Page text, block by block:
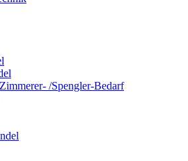
/Spengler-Bedarf